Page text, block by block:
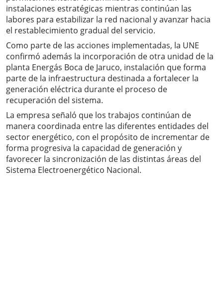
instalaciones estratégicas mientras continúan las
labores para estabilizar la red nacional y avanzar hacia
el restablecimiento gradual del servicio.
Como parte de las acciones implementadas, la UNE
confirmó además la incorporación de otra unidad de la
planta Energás Boca de Jaruco, instalación que forma
parte de la infraestructura destinada a fortalecer la
generación eléctrica durante el proceso de
recuperación del sistema.
La empresa señaló que los trabajos continúan de
manera coordinada entre las diferentes entidades del
sector energético, con el propósito de incrementar de
forma progresiva la capacidad de generación y
favorecer la sincronización de las distintas áreas del
Sistema Electroenergético Nacional.